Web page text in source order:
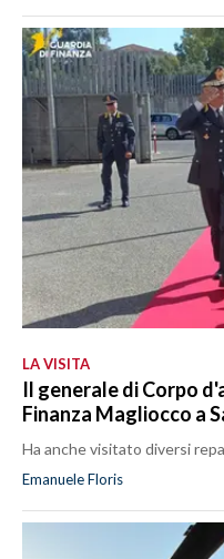
LA VISITA
Il generale di Corpo
Finanza Magliocco a
Ha anche visitato diversi
Emanuele Floris